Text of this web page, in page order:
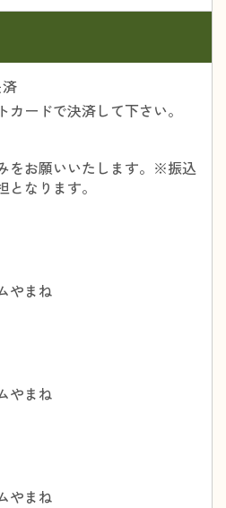
ードで決済して下さい。
をお願いいたします。※振込
なります。
やまね
やまね
やまね